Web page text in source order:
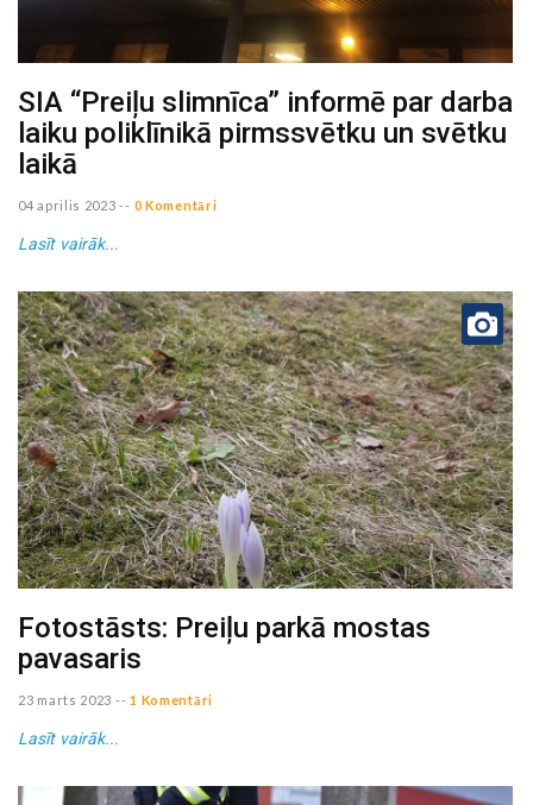
SIA “Preiļu slimnīca” informē par darba
laiku poliklīnikā pirmssvētku un svētku
laikā
04 aprilis 2023 -- 0 Komentāri
Lasīt vairāk...
Fotostāsts: Preiļu parkā mostas
pavasaris
23 marts 2023 -- 1 Komentāri
Lasīt vairāk...